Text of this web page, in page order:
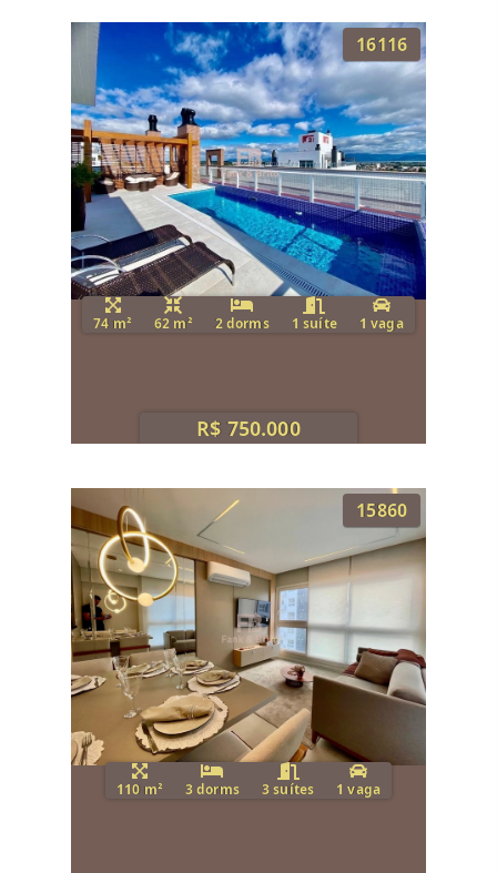
16116
74 m² 62 m² 2 dorms 1 suíte 1 vaga
R$ 750.000
15860
110 m² 3 dorms 3 suítes 1 vaga